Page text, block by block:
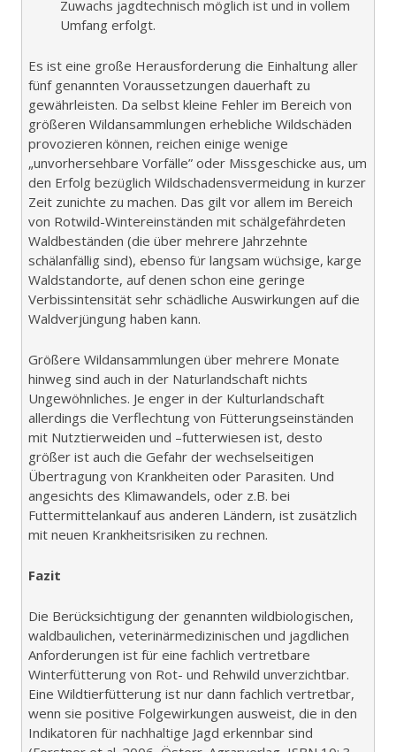
Zuwachs jagdtechnisch möglich ist und in vollem
Umfang erfolgt.
Es ist eine große Herausforderung die Einhaltung aller
fünf genannten Voraussetzungen dauerhaft zu
gewährleisten. Da selbst kleine Fehler im Bereich von
größeren Wildansammlungen erhebliche Wildschäden
provozieren können, reichen einige wenige
„unvorhersehbare Vorfälle” oder Missgeschicke aus, um
den Erfolg bezüglich Wildschadensvermeidung in kurzer
Zeit zunichte zu machen. Das gilt vor allem im Bereich
von Rotwild-Wintereinständen mit schälgefährdeten
Waldbeständen (die über mehrere Jahrzehnte
schälanfällig sind), ebenso für langsam wüchsige, karge
Waldstandorte, auf denen schon eine geringe
Verbissintensität sehr schädliche Auswirkungen auf die
Waldverjüngung haben kann.
Größere Wildansammlungen über mehrere Monate
hinweg sind auch in der Naturlandschaft nichts
Ungewöhnliches. Je enger in der Kulturlandschaft
allerdings die Verflechtung von Fütterungseinständen
mit Nutztierweiden und –futterwiesen ist, desto
größer ist auch die Gefahr der wechselseitigen
Übertragung von Krankheiten oder Parasiten. Und
angesichts des Klimawandels, oder z.B. bei
Futtermittelankauf aus anderen Ländern, ist zusätzlich
mit neuen Krankheitsrisiken zu rechnen.
Fazit
Die Berücksichtigung der genannten wildbiologischen,
waldbaulichen, veterinärmedizinischen und jagdlichen
Anforderungen ist für eine fachlich vertretbare
Winterfütterung von Rot- und Rehwild unverzichtbar.
Eine Wildtierfütterung ist nur dann fachlich vertretbar,
wenn sie positive Folgewirkungen ausweist, die in den
Indikatoren für nachhaltige Jagd erkennbar sind